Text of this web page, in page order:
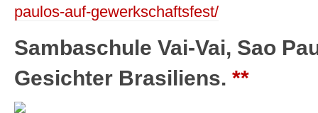
paulos-auf-gewerkschaftsfest/
Sambaschule Vai-Vai, Sao
Gesichter Brasiliens. **